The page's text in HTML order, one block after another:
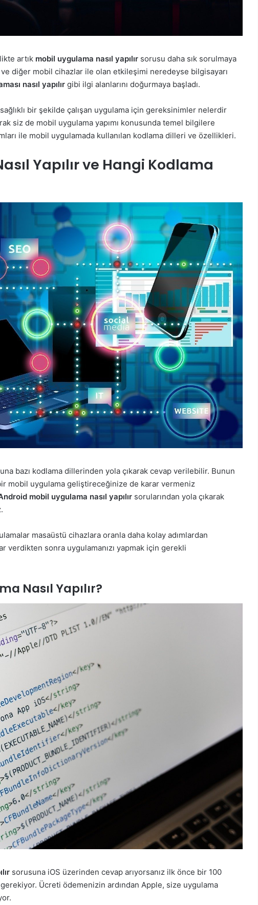
artık mobil uygulama nasıl yapılır sorusu daha sık sorulmaya
ve diğer mobil cihazlar ile olan etkileşimi neredeyse bilgisayarı
nasıl yapılır gibi ilgi alanlarını doğurmaya başladı.
bir şekilde çalışan uygulama için gereksinimler nelerdir
siz de mobil uygulama yapımı konusunda temel bilgilere
ile mobil uygulamada kullanılan kodlama dilleri ve özellikleri.
Yapılır ve Hangi Kodlama
bazı kodlama dillerinden yola çıkarak cevap verilebilir. Bunun
mobil uygulama geliştireceğinize de karar vermeniz
mobil uygulama nasıl yapılır sorularından yola çıkarak
masaüstü cihazlara oranla daha kolay adımlardan
verdikten sonra uygulamanızı yapmak için gerekli
Nasıl Yapılır?
sorusuna iOS üzerinden cevap arıyorsanız ilk önce bir 100
Ücreti ödemenizin ardından Apple, size uygulama